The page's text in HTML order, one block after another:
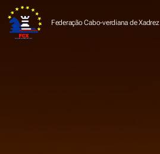
Federação Cabo-verdiana deXadrez